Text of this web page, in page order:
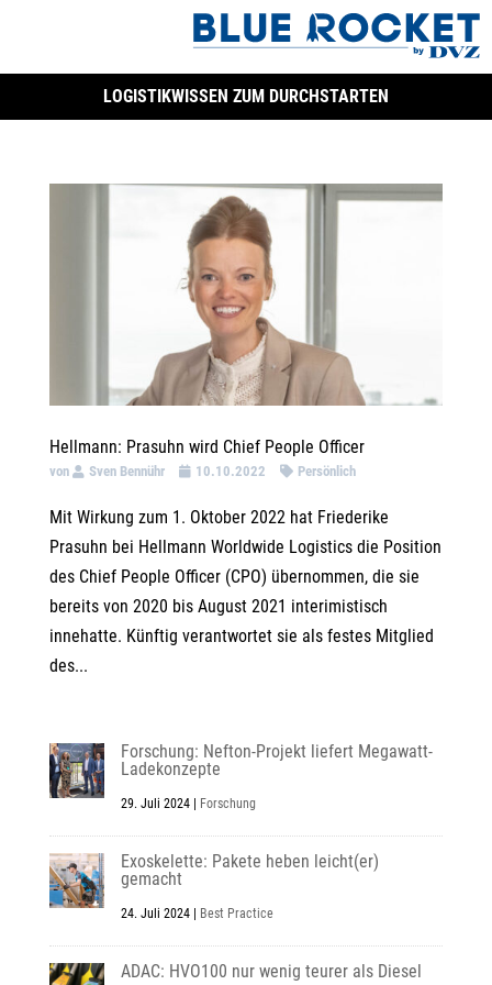
LOGISTIKWISSEN ZUM DURCHSTARTEN
Hellmann: Prasuhn wird Chief People Officer
von Sven Bennühr 10.10.2022 Persönlich
Mit Wirkung zum 1. Oktober 2022 hat Friederike
Prasuhn bei Hellmann Worldwide Logistics die Position
des Chief People Officer (CPO) übernommen, die sie
bereits von 2020 bis August 2021 interimistisch
innehatte. Künftig verantwortet sie als festes Mitglied
des...
Forschung: Nefton-Projekt liefert Megawatt-
Ladekonzepte
29. Juli 2024| Forschung
Exoskelette: Pakete heben leicht(er)
gemacht
24. Juli 2024| Best Practice
ADAC: HVO100 nur wenig teurer als Diesel